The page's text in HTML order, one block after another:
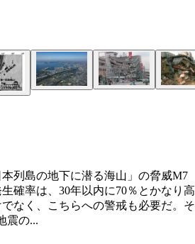
る東京湾北部。写真は千葉県習志
に発生した阪神・淡路大震災は、マ
大震度7の都市直下地震で、家屋だけ
った「日本列島の地下に潜る海山
列島の地下に潜る海山」の脅威M7
確率は、30年以内に70％とかなり高
なく、こちらへの警戒も必要だ。そ
震の...